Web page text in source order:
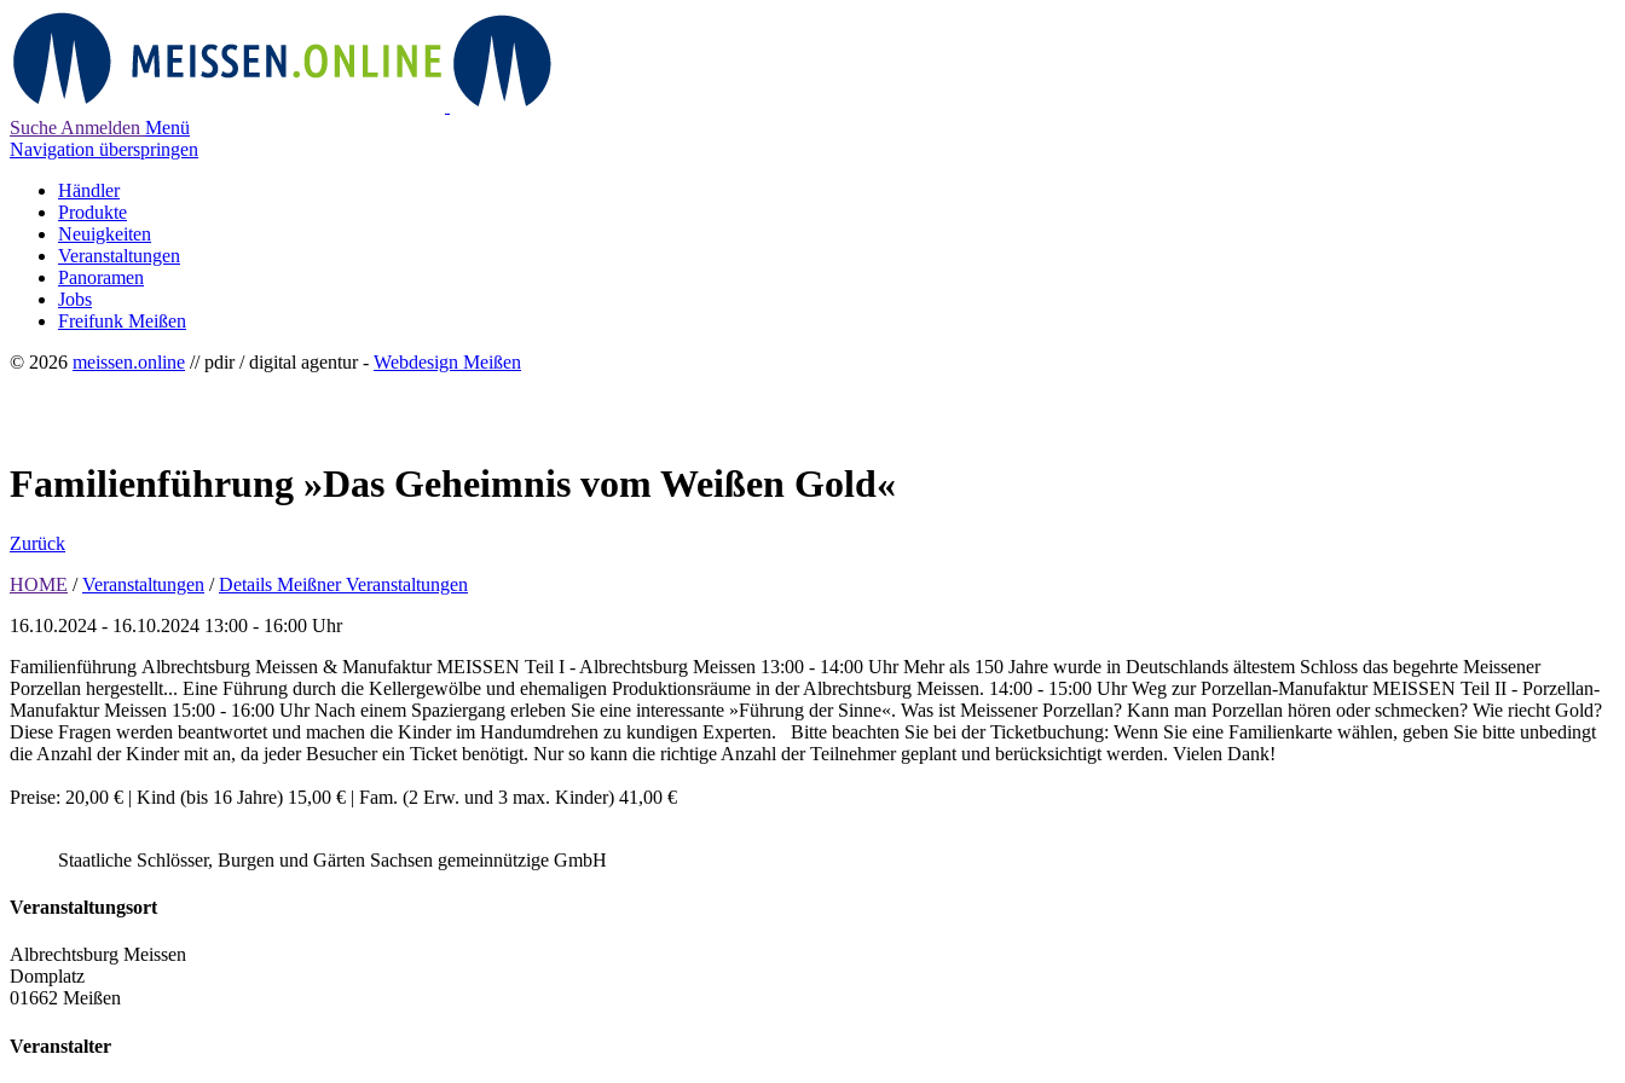
Suche Anmelden Menü
Navigation überspringen
Händler
Produkte
Neuigkeiten
Veranstaltungen
Panoramen
Jobs
Freifunk Meißen
© 2026 meissen.online // pdir / digital agentur - Webdesign Meißen
Familienführung »Das Geheimnis vom Weißen Gold«
Zurück
HOME / Veranstaltungen / Details Meißner Veranstaltungen
16.10.2024 - 16.10.2024 13:00 - 16:00 Uhr
Familienführung Albrechtsburg Meissen & Manufaktur MEISSEN Teil I - Albrechtsburg Meissen 13:00 - 14:00 Uhr Mehr als 150 Jahre wurde in Deutschlands ältestem Schloss das begehrte Meissener
Porzellan hergestellt... Eine Führung durch die Kellergewölbe und ehemaligen Produktionsräume in der Albrechtsburg Meissen. 14:00 - 15:00 Uhr Weg zur Porzellan-Manufaktur MEISSEN Teil II - Porzellan-
Manufaktur Meissen 15:00 - 16:00 Uhr Nach einem Spaziergang erleben Sie eine interessante »Führung der Sinne«. Was ist Meissener Porzellan? Kann man Porzellan hören oder schmecken? Wie riecht Gold?
Diese Fragen werden beantwortet und machen die Kinder im Handumdrehen zu kundigen Experten. Bitte beachten Sie bei der Ticketbuchung: Wenn Sie eine Familienkarte wählen, geben Sie bitte unbedingt
die Anzahl der Kinder mit an, da jeder Besucher ein Ticket benötigt. Nur so kann die richtige Anzahl der Teilnehmer geplant und berücksichtigt werden. Vielen Dank!
Preise: 20,00 € | Kind (bis 16 Jahre) 15,00 € | Fam. (2 Erw. und 3 max. Kinder) 41,00 €
Staatliche Schlösser, Burgen und Gärten Sachsen gemeinnützige GmbH
Veranstaltungsort
Albrechtsburg Meissen
Domplatz
01662 Meißen
Veranstalter